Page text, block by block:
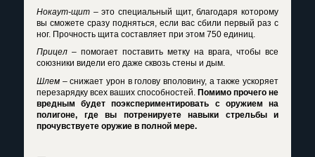
Нокаут-щит – это специальный щит, благодаря которому
вы сможете сразу подняться, если вас сбили первый раз с
ног. Прочность щита составляет при этом 750 единиц.
Прицел – помогает поставить метку на врага, чтобы все
союзники видели его даже сквозь стены и дым.
Шлем – снижает урон в голову вполовину, а также ускоряет
перезарядку всех ваших способностей. Помимо прочего не
вредным будет поэкспериментировать с оружием на
полигоне, где вы потренируете навыки стрельбы и
прочувствуете оружие в полной мере.